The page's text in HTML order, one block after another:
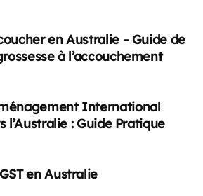
en Australie – Guide de
à l’accouchement
International
l’Australie : Guide Pratique
en Australie